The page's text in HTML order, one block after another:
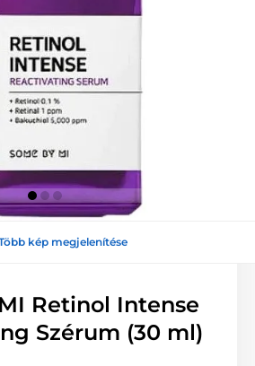
kép megjelenítése
Retinol Intense
Szérum (30 ml)